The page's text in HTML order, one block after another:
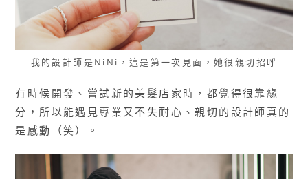
我的設計師是NiNi，這是第一次見面，她很親切招呼
有時候開發、嘗試新的美髮店家時，都覺得很靠緣
分，所以能遇見專業又不失耐心、親切的設計師真的
是感動（笑）。